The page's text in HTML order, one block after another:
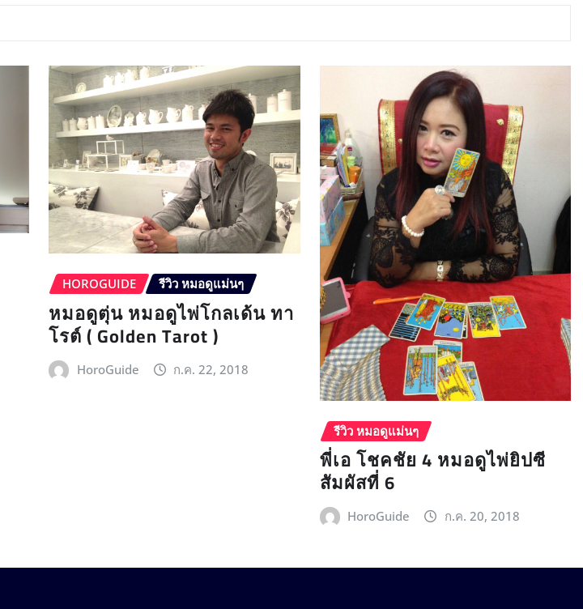
HOROGUIDE รีวิว หมอดูแม่นๆ
หมอดูตุ่น หมอดูไพ่โกลเด้น ทา
โรต์ ( Golden Tarot )
HoroGuide ก.ค. 22, 2018
รีวิว หมอดูแม่นๆ
พี่เอ โชคชัย 4 หมอดูไพ่ยิปซี
สัมผัสที่ 6
HoroGuide ก.ค. 20, 2018